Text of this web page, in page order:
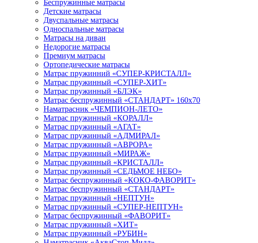
Беспружинные матрасы
Детские матрасы
Двуспальные матрасы
Односпальные матрасы
Матрасы на диван
Недорогие матрасы
Премиум матрасы
Ортопедические матрасы
Матрас пружинний «СУПЕР-КРИСТАЛЛ»
Матрас пружинный «СУПЕР-ХИТ»
Матрас пружинный «БЛЭК»
Матрас беспружинный «СТАНДАРТ» 160х70
Наматрасник «ЧЕМПИОН-ЛЕТО»
Матрас пружинный «КОРАЛЛ»
Матрас пружинный «АГАТ»
Матрас пружинный «АДМИРАЛ»
Матрас пружинный «АВРОРА»
Матрас пружинный «МИРАЖ»
Матрас пружинный «КРИСТАЛЛ»
Матрас пружинный «СЕДЬМОЕ НЕБО»
Матрас беспружинный «КОКО-ФАВОРИТ»
Матрас беспружинный «СТАНДАРТ»
Матрас пружинный «НЕПТУН»
Матрас пружинный «СУПЕР-НЕПТУН»
Матрас беспружинный «ФАВОРИТ»
Матрас пружинный «ХИТ»
Матрас пружинный «РУБИН»